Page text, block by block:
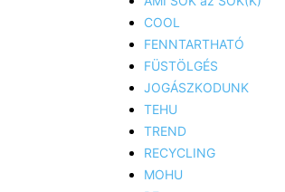
COOL
FENNTARTHATÓ
FÜSTÖLGÉS
JOGÁSZKODUNK
TEHU
TREND
RECYCLING
MOHU